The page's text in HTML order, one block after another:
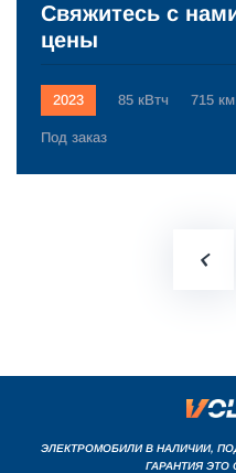
Свяжитесь с
цены
2023 85 кВтч 715 км
Под заказ
ЭЛЕКТРОМОБИЛИ В НАЛИЧИИ,
ГАРАНТИЯ